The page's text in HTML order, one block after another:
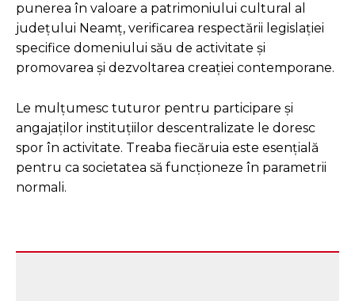
punerea în valoare a patrimoniului cultural al
județului Neamț, verificarea respectării legislației
specifice domeniului său de activitate și
promovarea și dezvoltarea creației contemporane.
Le mulțumesc tuturor pentru participare și
angajaților instituțiilor descentralizate le doresc
spor în activitate. Treaba fiecăruia este esențială
pentru ca societatea să funcționeze în parametrii
normali.